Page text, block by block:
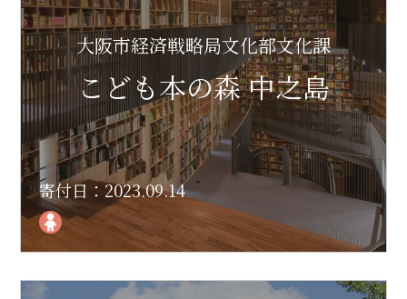
大阪市経済戦略局文化部文化課
こども本の森 中之島
寄付日：2023.09.14